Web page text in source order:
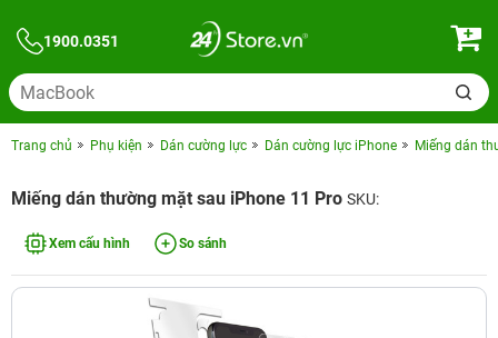
1900.0351
Trang chủ Phụ kiện Dán cường lực Dán cường lực iPhone Miếng dán
Miếng dán thường mặt sau iPhone 11 Pro SKU:
Xem cấu hình So sánh